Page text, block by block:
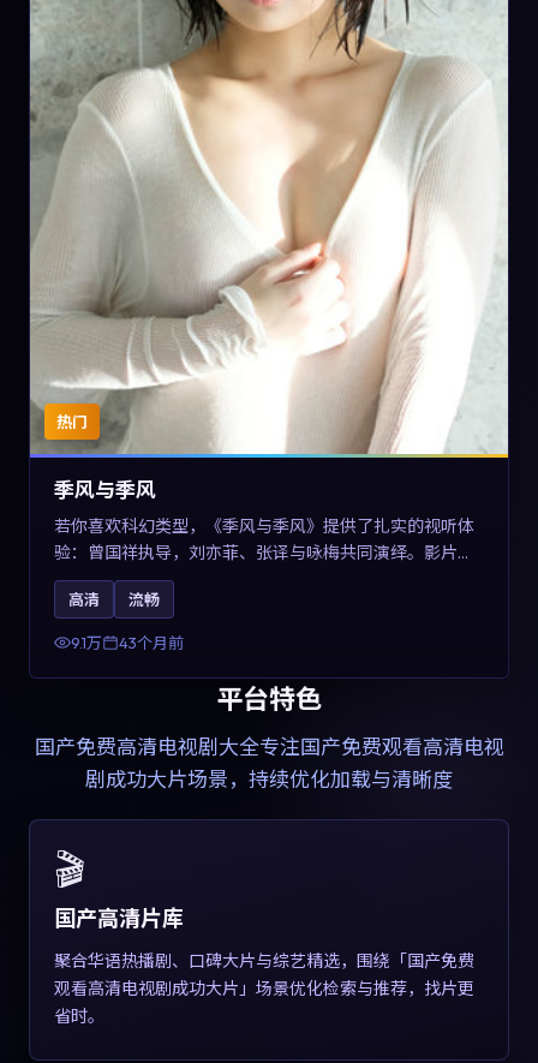
热门
季风与季风
若你喜欢科幻类型，《季风与季风》提供了扎实的视听体
验：曾国祥执导，刘亦菲、张译与咏梅共同演绎。影片
2023年于西班牙上映，内容在有限空间内完成高密度的戏
剧冲突，关键词包含高清流畅、人物关系与情节反转，适
合检索「2023科幻」「西班牙电影」的用户。
高清 流畅
9.1万 43个月前
平台特色
国产免费高清电视剧大全专注国产免费观看高清电视
剧成功大片场景，持续优化加载与清晰度
🎬
国产高清片库
聚合华语热播剧、口碑大片与综艺精选，围绕「国产免费
观看高清电视剧成功大片」场景优化检索与推荐，找片更
省时。